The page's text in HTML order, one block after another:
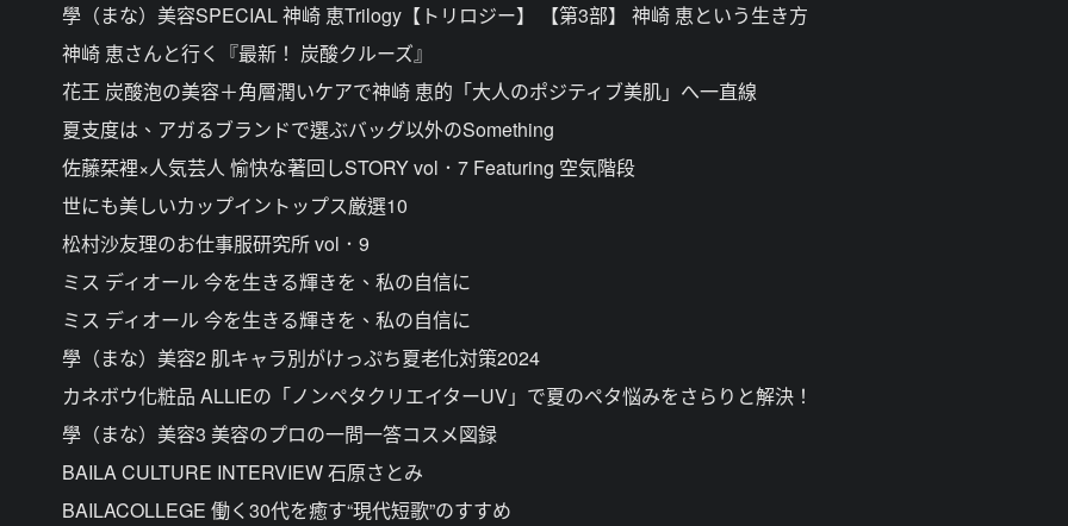
學（まな）美容SPECIAL 神崎 恵Trilogy【トリロジー】 【第3部】 神崎 恵という生き方
神崎 恵さんと行く『最新！ 炭酸クルーズ』
花王 炭酸泡の美容＋角層潤いケアで神崎 恵的「大人のポジティブ美肌」へ一直線
夏支度は、アガるブランドで選ぶバッグ以外のSomething
佐藤栞裡×人気芸人 愉快な著回しSTORY vol．7 Featuring 空気階段
世にも美しいカップイントップス厳選10
松村沙友理のお仕事服研究所 vol．9
ミス ディオール 今を生きる輝きを、私の自信に
ミス ディオール 今を生きる輝きを、私の自信に
學（まな）美容2 肌キャラ別がけっぷち夏老化対策2024
カネボウ化粧品 ALLIEの「ノンペタクリエイターUV」で夏のペタ悩みをさらりと解決！
學（まな）美容3 美容のプロの一問一答コスメ図録
BAILA CULTURE INTERVIEW 石原さとみ
BAILACOLLEGE 働く30代を癒す“現代短歌”のすすめ